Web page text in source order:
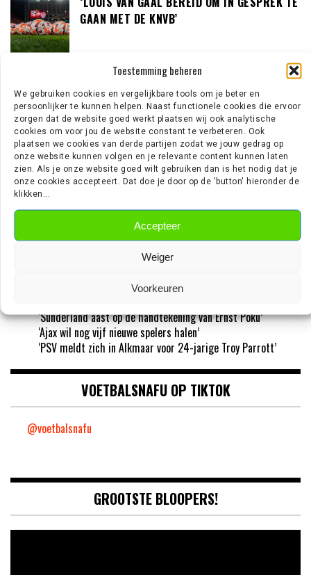
Toestemming beheren
We gebruiken cookies en vergelijkbare tools om je beter en
persoonlijker te kunnen helpen. Naast functionele cookies die ervoor
zorgen dat de website goed werkt plaatsen wij ook analytische
cookies om voor jou de website constant te verbeteren. Ook
plaatsen we cookies van derde partijen zodat we jouw gedrag op
onze website kunnen volgen en je relevante content kunnen laten
zien. Als je onze website goed wilt gebruiken dan is het nodig dat je
onze cookies accepteert. Dat doe je door op de 'button' hieronder de
klikken...
Accepteer
Weiger
Voorkeuren
GAAN MET DE KNVB’
‘TEUN KOOPMEINERS STAAT VOOR
AVONTUUR IN DE PREMIER LEAGUE’
‘AJAX IN GESPREK MET FRANSE
GROOTMACHT PARIS SAINT-GERMAIN’
EREDIVISIE NIEUWS
Wouter Goes zet krabbel onder nieuw contract bij AZ
‘Sunderland aast op de handtekening van Ernst Poku’
‘Ajax wil nog vijf nieuwe spelers halen’
‘PSV meldt zich in Alkmaar voor 24-jarige Troy Parrott’
VOETBALSNAFU OP TIKTOK
@voetbalsnafu
GROOTSTE BLOOPERS!